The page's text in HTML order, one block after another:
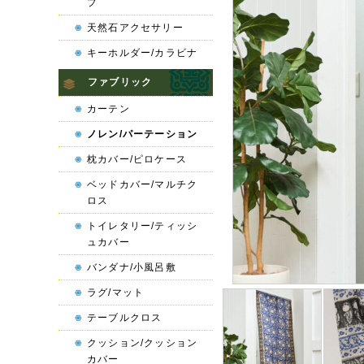
プ
天然石アクセサリー
キーホルダー/カラビナ
ファブリック
カーテン
ノレン/パーテーション
枕カバー/ピロケース
ベッドカバー/マルチク
ロス
トイレタリー/ティッシ
ュカバー
バンダナ/小風呂敷
ラグ/マット
テーブルクロス
クッション/クッション
カバー